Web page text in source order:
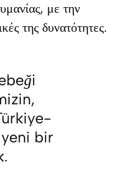
με την
της δυνατότητες.
bir